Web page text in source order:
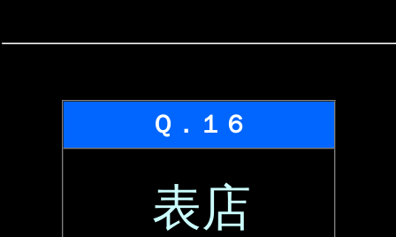
Ｑ．１６
表店